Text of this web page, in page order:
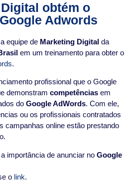
obtém o
Adwords
equipe de Marketing Digital da
em um treinamento para obter o
.
profissional que o Google
demonstram competências em
do Google AdWords. Com ele,
ou os profissionais contratados
campanhas online estão prestando
importância de anunciar no Google
o link.